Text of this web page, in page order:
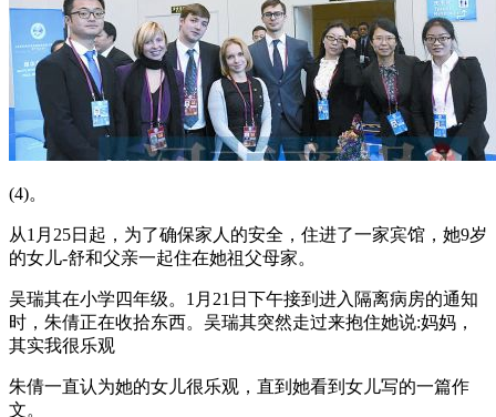
(4)。
从1月25日起，为了确保家人的安全，住进了一家宾馆，她9岁
的女儿-舒和父亲一起住在她祖父母家。
吴瑞其在小学四年级。1月21日下午接到进入隔离病房的通知
时，朱倩正在收拾东西。吴瑞其突然走过来抱住她说:妈妈，
其实我很乐观
朱倩一直认为她的女儿很乐观，直到她看到女儿写的一篇作
文。